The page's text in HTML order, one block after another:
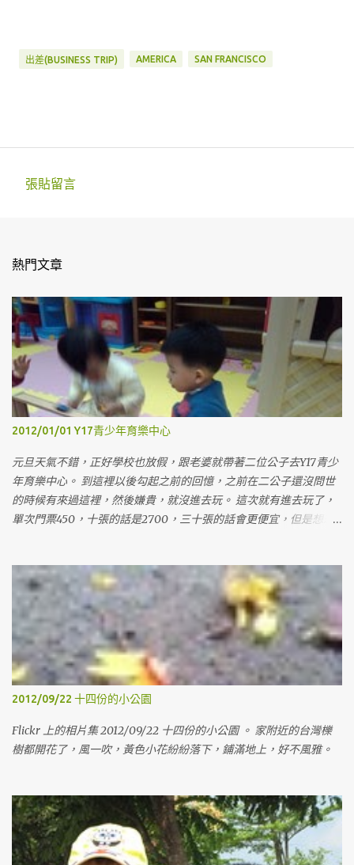
出差(BUSINESS TRIP) AMERICA SAN FRANCISCO
張貼留言
熱門文章
2012/01/01 Y17青少年育樂中心
元旦天氣不錯，正好學校也放假，跟老婆就帶著二位公子去Y17青少
年育樂中心。 到這裡以後勾起之前的回憶，之前在二公子還沒問世
的時候有來過這裡，然後嫌貴，就沒進去玩。 這次就有進去玩了，
單次門票450，十張的話是2700，三十張的話會更便宜，但是想想
時候，老婆可以帶兩個小鬼來玩，然後也可以分兩張給姊姊，讓她
可以帶她女兒來玩玩。 裡面的空間蠻大的，有蠻多東西可以玩，有
沙子、球、積木、各式各樣的玩具，裡面的大姊姊還會講故事跟帶
著動手作一些東西。下午的場次人比較多，就開始有擁擠的感覺
了。 這次還是沒進旁邊的東和禪寺走走，遺憾。 Generated by
Flickr Album Maker
2012/09/22 十四份的小公園
Flickr 上的相片集 2012/09/22 十四份的小公園 。 家附近的台灣櫟
樹都開花了，風一吹，黃色小花紛紛落下，鋪滿地上，好不風雅。